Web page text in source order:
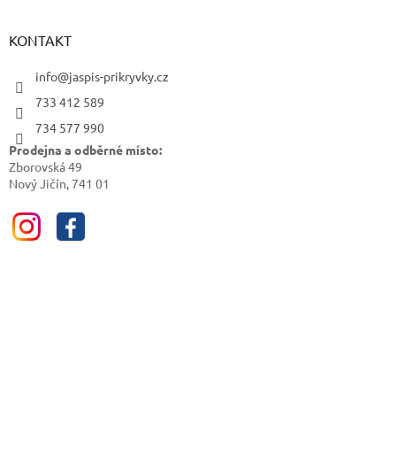
KONTAKT
info@jaspis-prikryvky.cz
733 412 589
734 577 990
Prodejna a odběrné místo:
Zborovská 49
Nový Jičín, 741 01